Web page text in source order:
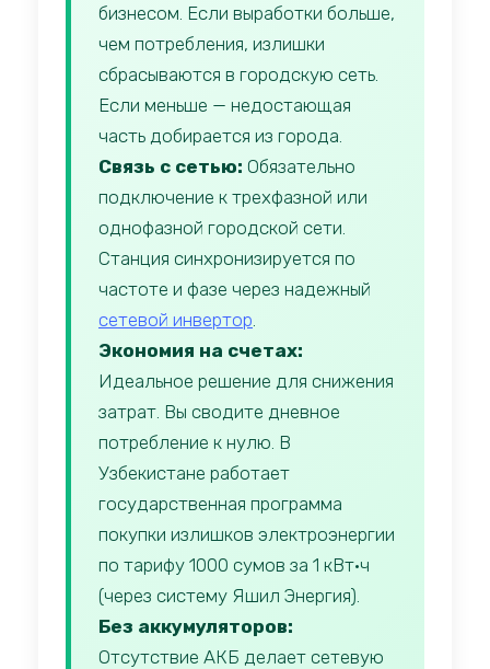
бизнесом. Если выработки больше,
чем потребления, излишки
сбрасываются в городскую сеть.
Если меньше — недостающая
часть добирается из города.
Связь с сетью: Обязательно
подключение к трехфазной или
однофазной городской сети.
Станция синхронизируется по
частоте и фазе через надежный
сетевой инвертор
Экономия на счетах:
Идеальное решение для снижения
затрат. Вы сводите дневное
потребление к нулю. В
Узбекистане работает
государственная программа
покупки излишков электроэнергии
по тарифу 1000 сумов за 1 кВт·ч
(через систему Яшил Энергия).
Без аккумуляторов:
Отсутствие АКБ делает сетевую